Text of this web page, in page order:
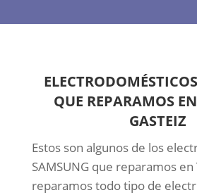
QUE REPARAMOS
GASTEIZ
Estos son algunos de los
SAMSUNG que reparamos
reparamos todo tipo de